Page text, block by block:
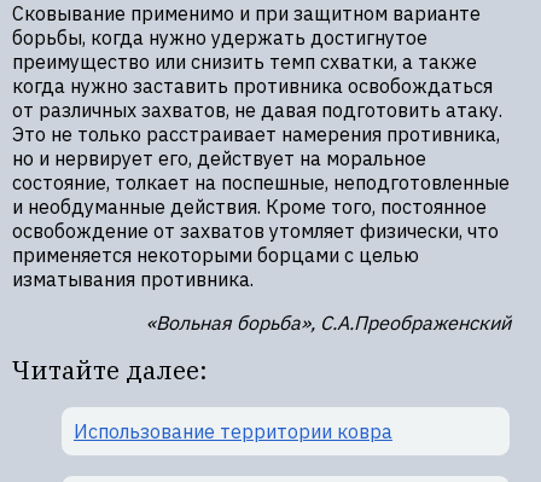
Сковывание применимо и при защитном варианте
борьбы, когда нужно удержать достигнутое
преимущество или снизить темп схватки, а также
когда нужно заставить противника освобождаться
от различных захватов, не давая подготовить атаку.
Это не только расстраивает намерения противника,
но и нервирует его, действует на моральное
состояние, толкает на поспешные, неподготовленные
и необдуманные действия. Кроме того, постоянное
освобождение от захватов утомляет физически, что
применяется некоторыми борцами с целью
изматывания противника.
«Вольная борьба», С.А.Преображенский
Читайте далее:
Использование территории ковра